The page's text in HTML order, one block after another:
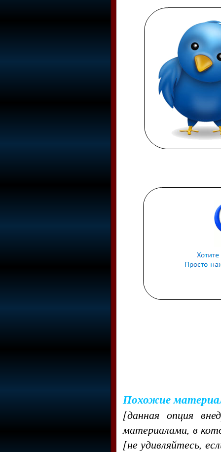
Похожие
[данная опция
материалами, в
[не удивляйтесь,